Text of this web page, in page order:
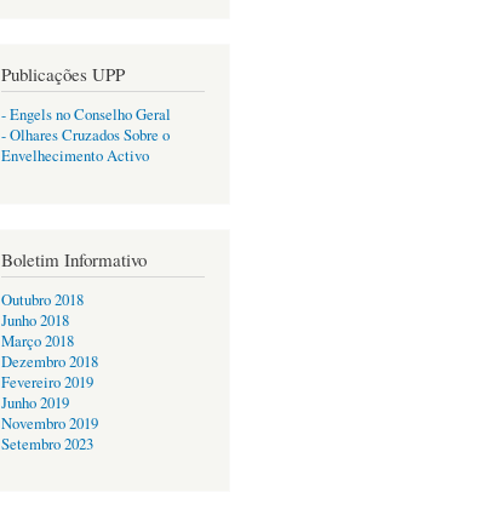
Publicações UPP
- Engels no Conselho Geral
- Olhares Cruzados Sobre o
Envelhecimento Activo
Boletim Informativo
Outubro 2018
Junho 2018
Março 2018
Dezembro 2018
Fevereiro 2019
Junho 2019
Novembro 2019
Setembro 2023